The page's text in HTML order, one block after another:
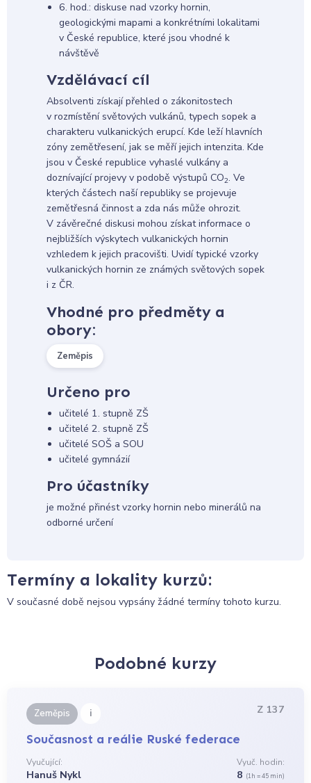
6. hod.: diskuse nad vzorky hornin,
geologickými mapami a konkrétními lokalitami
v České republice, které jsou vhodné k
návštěvě
Vzdělávací cíl
Absolventi získají přehled o zákonitostech
v rozmístění světových vulkánů, typech sopek a
charakteru vulkanických erupcí. Kde leží hlavních
zóny zemětřesení, jak se měří jejich intenzita. Kde
jsou v České republice vyhaslé vulkány a
doznívající projevy v podobě výstupů CO2. Ve
kterých částech naší republiky se projevuje
zemětřesná činnost a zda nás může ohrozit.
V závěrečné diskusi mohou získat informace o
nejbližších výskytech vulkanických hornin
vzhledem k jejich pracovišti. Uvidí typické vzorky
vulkanických hornin ze známých světových sopek
i z ČR.
Vhodné pro předměty a
obory:
Zeměpis
Určeno pro
učitelé 1. stupně ZŠ
učitelé 2. stupně ZŠ
učitelé SOŠ a SOU
učitelé gymnázií
Pro účastníky
je možné přinést vzorky hornin nebo minerálů na
odborné určení
Termíny a lokality kurzů:
V současné době nejsou vypsány žádné termíny tohoto kurzu.
Podobné kurzy
Zeměpis i Z 137
Současnost a reálie Ruské federace
Vyučující:
Hanuš Nykl
Vyuč. hodin:
8 (1h = 45 min)